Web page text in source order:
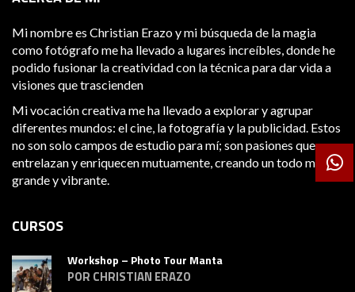
Mi nombre es Christian Erazo y mi búsqueda de la magia
como fotógrafo me ha llevado a lugares increíbles, donde he
podido fusionar la creatividad con la técnica para dar vida a
visiones que trascienden
Mi vocación creativa me ha llevado a explorar y agrupar
diferentes mundos: el cine, la fotografía y la publicidad. Estos
no son solo campos de estudio para mí; son pasiones que se
entrelazan y enriquecen mutuamente, creando un todo más
grande y vibrante.
CURSOS
Workshop – Photo Tour Manta
POR CHRISTIAN ERAZO